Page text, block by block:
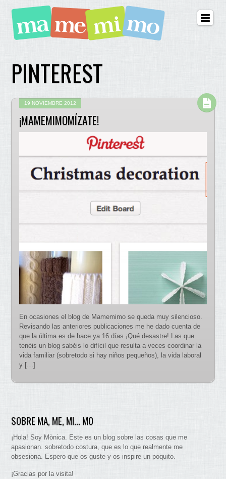
PINTEREST
19 NOVIEMBRE 2012
¡MAMEMIMOMÍZATE!
En ocasiones el blog de Mamemimo se queda muy silencioso.
Revisando las anteriores publicaciones me he dado cuenta de
que la última es de hace ya 16 días ¡Qué desastre! Las que
tenéis un blog sabéis lo difícil que resulta a veces coordinar la
vida familiar (sobretodo si hay niños pequeños), la vida laboral
y […]
SOBRE MA, ME, MI… MO
¡Hola! Soy Mònica. Este es un blog sobre las cosas que me
apasionan. sobretodo costura, que es lo que realmente me
obsesiona. Espero que os guste y os inspire un poquito.
¡Gracias por la visita!